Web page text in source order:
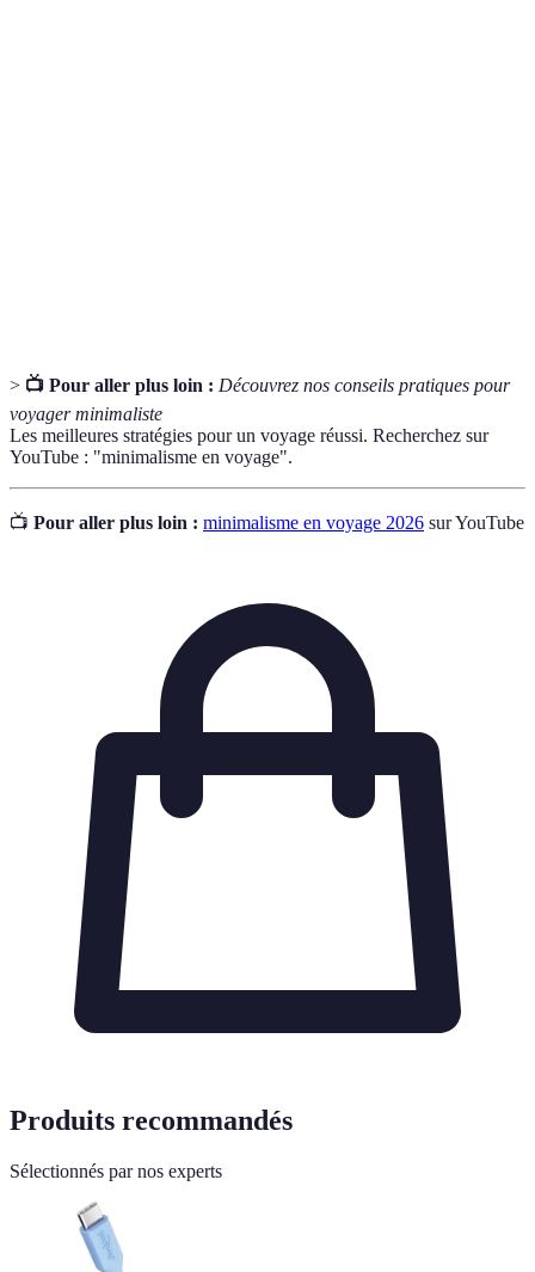
> 📺 Pour aller plus loin : Découvrez nos conseils pratiques pour
voyager minimaliste
Les meilleures stratégies pour un voyage réussi. Recherchez sur
YouTube : "minimalisme en voyage".
📺 Pour aller plus loin : minimalisme en voyage 2026 sur YouTube
Produits recommandés
Sélectionnés par nos experts